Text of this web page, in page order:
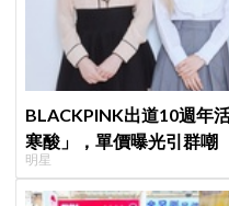
BLACKPINK出道10週年
寒酸」，單價曝光引群嘲
明星